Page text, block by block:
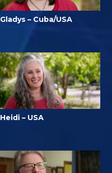
Gladys – Cuba/USA
Heidi – USA